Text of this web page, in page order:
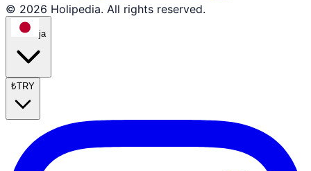
© 2026 Holipedia. All rights reserved.
ja
₺TRY